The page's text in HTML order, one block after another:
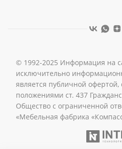
© 1992-2025 Информация на
исключительно
является публичной
положениями ст. 437
Общество с ограниченной
«Мебельная фабрика